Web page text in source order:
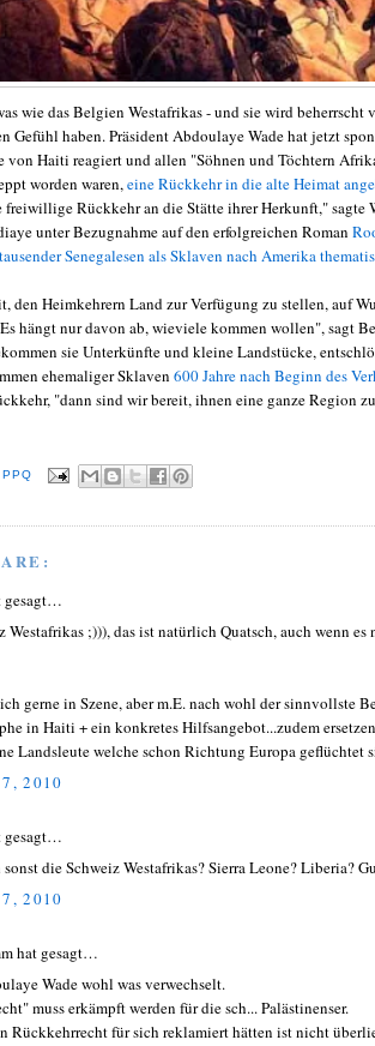
wie das Belgien Westafrikas - und sie wird beherrscht
Gefühl haben. Präsident Abdoulaye Wade hat jetzt
von Haiti reagiert und allen "Söhnen und Töchtern
worden waren, eine Rückkehr in die alte Heimat
Rückkehr an die Stätte ihrer Herkunft," sagte
unter Bezugnahme auf den erfolgreichen Roman
Senegalesen als Sklaven nach Amerika
den Heimkehrern Land zur Verfügung zu stellen, auf
hängt nur davon ab, wieviele kommen wollen", sagt
sie Unterkünfte und kleine Landstücke,
ehemaliger Sklaven 600 Jahre nach Beginn des
"dann sind wir bereit, ihnen eine ganze Region
PPQ
gesagt…
Westafrikas ;))), das ist natürlich Quatsch, auch wenn es
gerne in Szene, aber m.E. nach wohl der sinnvollste
in Haiti + ein konkretes Hilfsangebot...zudem
Landsleute welche schon Richtung Europa geflüchtet
2010
gesagt…
die Schweiz Westafrikas? Sierra Leone? Liberia?
2010
hat gesagt…
Wade wohl was verwechselt.
muss erkämpft werden für die sch... Palästinenser.
Rückkehrrecht für sich reklamiert hätten ist nicht